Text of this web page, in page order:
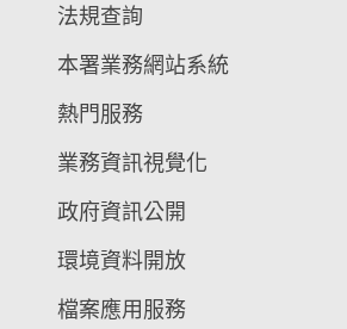
法規查詢
本署業務網站系統
熱門服務
業務資訊視覺化
政府資訊公開
環境資料開放
檔案應用服務